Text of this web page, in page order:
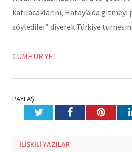
katılacaklarını, Hatay’a da gitmeyi
söylediler” diyerek Türkiye
CUMHURİYET
PAYLAŞ.
TwitterFacebook
ILIŞKILI YAZILAR